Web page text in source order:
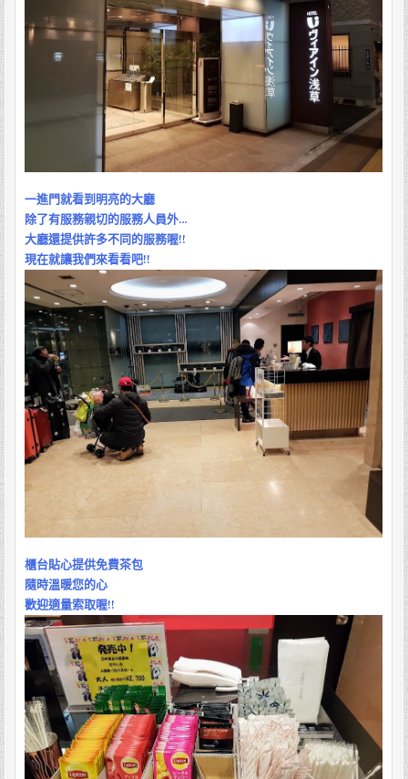
淺
草
站
步
鐘
晚
上
還
觀
晴
空
塔
夜
景
喔!!
一進門就看到明亮的大廳
除了有服務親切的服務人員外…
大廳還提供許多不同的服務喔!!
現在就讓我們來看看吧!!
櫃台貼心提供免費茶包
隨時溫暖您的心
歡迎適量索取喔!!